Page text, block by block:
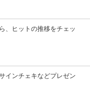
、ヒットの推移をチェッ
インチェキなどプレゼン